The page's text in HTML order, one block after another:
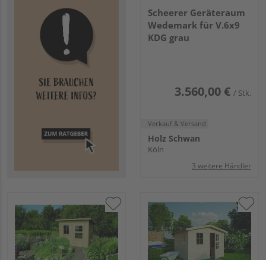
Scheerer Geräteraum
Wedemark für V.6x9
KDG grau
3.560,00 € / Stk.
Verkauf & Versand
Holz Schwan
Köln
3 weitere Händler